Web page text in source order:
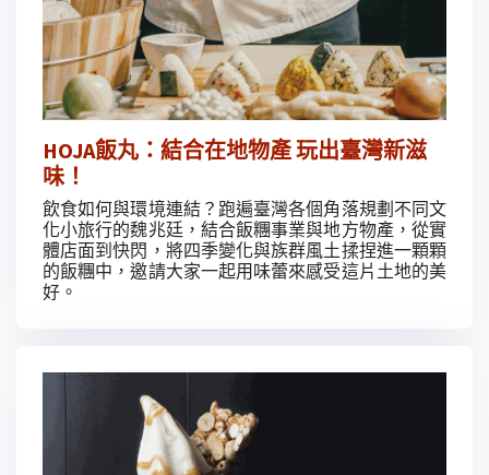
HOJA飯丸：結合在地物產 玩出臺灣新滋
味！
飲食如何與環境連結？跑遍臺灣各個角落規劃不同文
化小旅行的魏兆廷，結合飯糰事業與地方物產，從實
體店面到快閃，將四季變化與族群風土揉捏進一顆顆
的飯糰中，邀請大家一起用味蕾來感受這片土地的美
好。